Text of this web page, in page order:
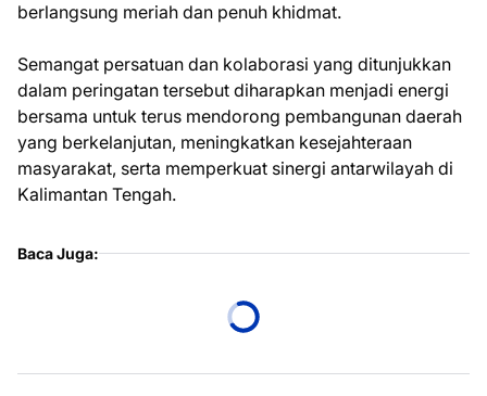
berlangsung meriah dan penuh khidmat.
Semangat persatuan dan kolaborasi yang ditunjukkan
dalam peringatan tersebut diharapkan menjadi energi
bersama untuk terus mendorong pembangunan daerah
yang berkelanjutan, meningkatkan kesejahteraan
masyarakat, serta memperkuat sinergi antarwilayah di
Kalimantan Tengah.
Baca Juga: